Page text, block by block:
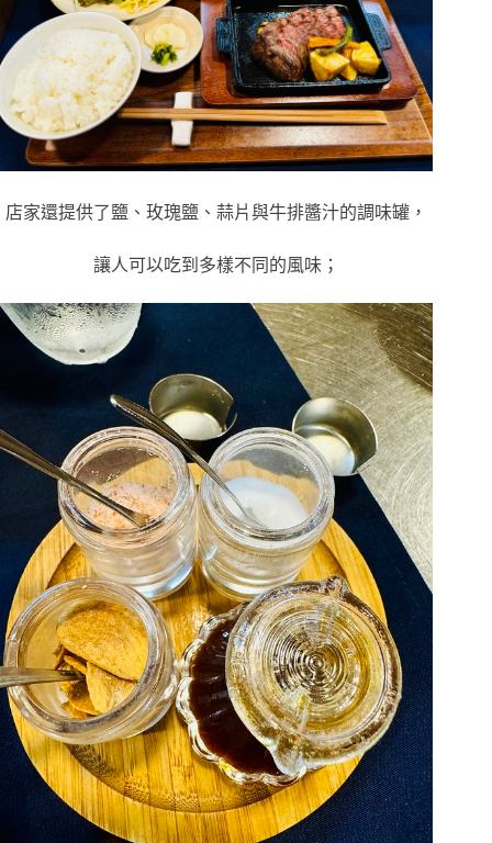
店家還提供了鹽、玫瑰鹽、蒜片與牛排醬汁的調味罐，
讓人可以吃到多樣不同的風味；